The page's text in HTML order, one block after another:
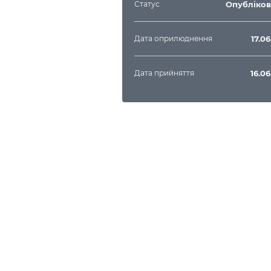
Статус
Дата оприлюднення
Дата прийняття